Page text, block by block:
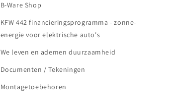
B-Ware Shop
KFW 442 financieringsprogramma - zonne-
energie voor elektrische auto's
We leven en ademen duurzaamheid
Documenten / Tekeningen
Montagetoebehoren